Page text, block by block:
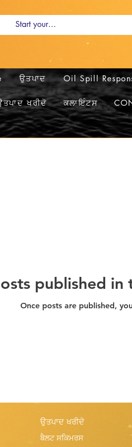
ਉਤਪਾਦ Oil Spill
ਖਰੀਦੋ ਕਲਾਇੰਟਸ
published in
Once posts are published,
ਉਤਪਾਦ ਖਰੀਦੋ
ਬੈਲਟ ਸਕਿਮਰਸ